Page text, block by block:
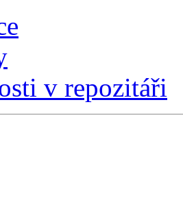
v repozitáři